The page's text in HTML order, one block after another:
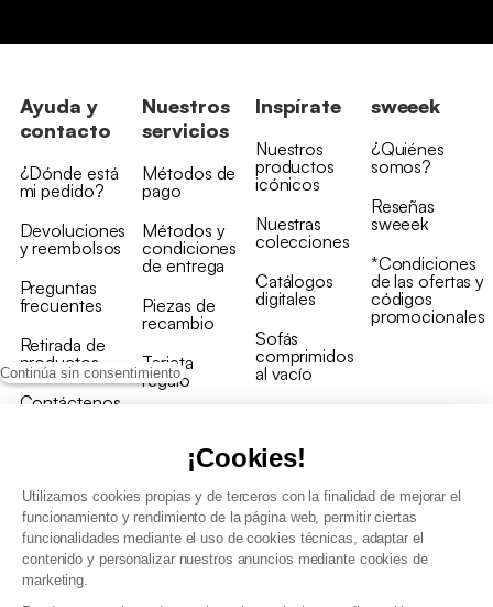
Continúa sin consentimiento
¡Cookies!
Utilizamos cookies propias y de terceros con la finalidad de mejorar el
funcionamiento y rendimiento de la página web, permitir ciertas
funcionalidades mediante el uso de cookies técnicas, adaptar el
contenido y personalizar nuestros anuncios mediante cookies de
marketing.
Ayuda y
contacto
¿Dónde está
mi pedido?
Devoluciones
y reembolsos
Preguntas
frecuentes
Retirada de
productos
Contáctenos
Nuestros
servicios
Métodos de
pago
Métodos y
condiciones
de entrega
Piezas de
recambio
Tarjeta
regalo
Inspírate
Nuestros
productos
icónicos
Nuestras
colecciones
Catálogos
digitales
Sofás
comprimidos
al vacío
sweeek
¿Quiénes
somos?
Reseñas
sweeek
*Condiciones
de las ofertas y
códigos
promocionales